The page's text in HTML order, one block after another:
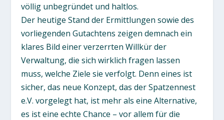
völlig unbegründet und haltlos.
Der heutige Stand der Ermittlungen sowie des
vorliegenden Gutachtens zeigen demnach ein
klares Bild einer verzerrten Willkür der
Verwaltung, die sich wirklich fragen lassen
muss, welche Ziele sie verfolgt. Denn eines ist
sicher, das neue Konzept, das der Spatzennest
e.V. vorgelegt hat, ist mehr als eine Alternative,
es ist eine echte Chance – vor allem für die